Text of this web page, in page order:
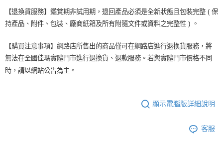
【退換貨服務】鑑賞期非試用期，退回產品必須是全新狀態且包裝完整 ( 保
持產品、附件、包裝、廠商紙箱及所有附隨文件或資料之完整性 ) 。
【購買注意事項】網路店所售出的商品僅可在網路店進行退換貨服務，將
無法在全國佳瑪實體門市進行退換貨、退款服務。若與實體門市價格不同
時，請以網站公告為主。
顯示電腦版詳細說明
客服